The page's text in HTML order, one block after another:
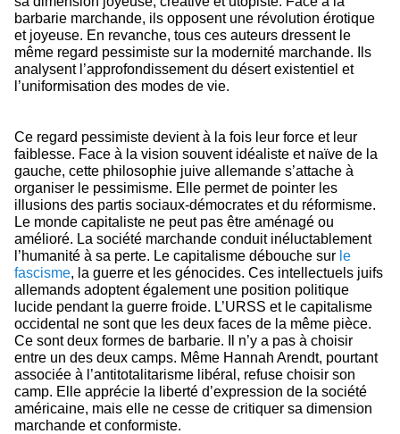
barbarie marchande, ils opposent une révolution érotique
et joyeuse. En revanche, tous ces auteurs dressent le
même regard pessimiste sur la modernité marchande. Ils
analysent l’approfondissement du désert existentiel et
l’uniformisation des modes de vie.
Ce regard pessimiste devient à la fois leur force et leur
faiblesse. Face à la vision souvent idéaliste et naïve de la
gauche, cette philosophie juive allemande s’attache à
organiser le pessimisme. Elle permet de pointer les
illusions des partis sociaux-démocrates et du réformisme.
Le monde capitaliste ne peut pas être aménagé ou
amélioré. La société marchande conduit inéluctablement
l’humanité à sa perte. Le capitalisme débouche sur le
fascisme, la guerre et les génocides. Ces intellectuels juifs
allemands adoptent également une position politique
lucide pendant la guerre froide. L’URSS et le capitalisme
occidental ne sont que les deux faces de la même pièce.
Ce sont deux formes de barbarie. Il n’y a pas à choisir
entre un des deux camps. Même Hannah Arendt, pourtant
associée à l’antitotalitarisme libéral, refuse choisir son
camp. Elle apprécie la liberté d’expression de la société
américaine, mais elle ne cesse de critiquer sa dimension
marchande et conformiste.